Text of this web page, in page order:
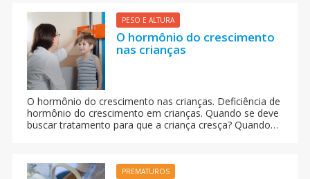
PESO E ALTURA
O hormônio do crescimento
nas crianças
O hormônio do crescimento nas crianças. Deficiência de
hormônio do crescimento em crianças. Quando se deve
buscar tratamento para que a criança cresça? Quando
familiar.
PREMATUROS